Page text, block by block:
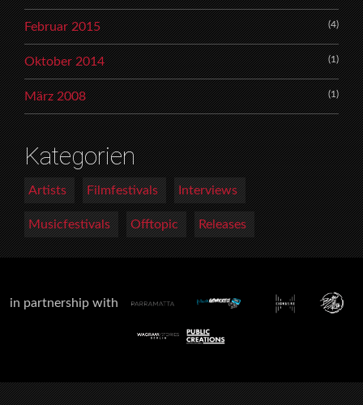
Februar 2015 (4)
Oktober 2014 (1)
März 2008 (1)
Kategorien
Artists Filmfestivals Interviews
Musicfestivals Offtopic Releases
in partnership with